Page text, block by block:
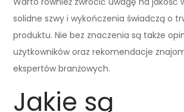
solidne szwy i wykończenia świadczą o
produktu. Nie bez znaczenia są także
użytkowników oraz rekomendacje
ekspertów branżowych.
Jakie są